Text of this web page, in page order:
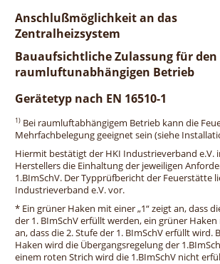
Anschlußmöglichkeit an das
Zentralheizsystem
Bauaufsichtliche Zulassung für den
raumluftunabhängigen Betrieb
Gerätetyp nach EN 16510-1
1) Bei raumluftabhängigem Betrieb kann die
Mehrfachbelegung geeignet sein (siehe
Hiermit bestätigt der HKI Industrieverband e.V.
Herstellers die Einhaltung der jeweiligen
1.BImSchV. Der Typprüfbericht der Feuerstätte
Industrieverband e.V. vor.
* Ein grüner Haken mit einer „1“ zeigt an, dass
der 1. BImSchV erfüllt werden, ein grüner Haken
an, dass die 2. Stufe der 1. BImSchV erfüllt wird.
Haken wird die Übergangsregelung der
einem roten Strich wird die 1.BImSchV nicht